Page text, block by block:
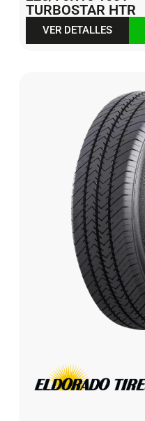
TURBOSTAR HTR
VER DETALLES